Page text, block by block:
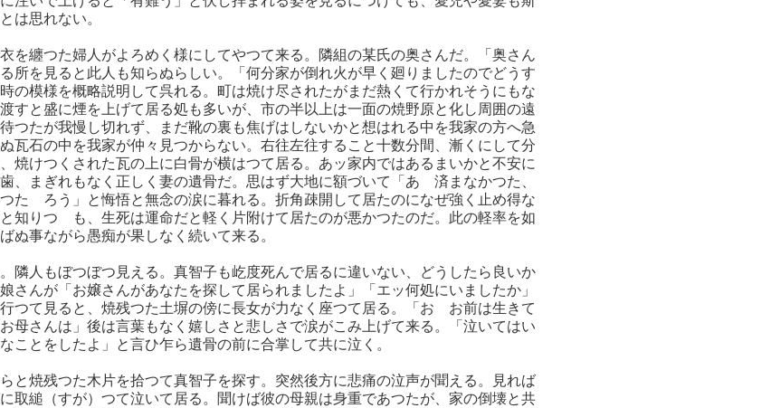
は思れない。
を纏つた婦人がよろめく様にしてやつて来る。隣組の某氏の奥さんだ。「奥さん
所を見ると此人も知らぬらしい。「何分家が倒れ火が早く廻りましたのでどうす
の模様を概略説明して呉れる。町は焼け尽されたがまだ熱くて行かれそうにもな
すと盛に煙を上げて居る処も多いが、市の半以上は一面の焼野原と化し周囲の遠
つたが我慢し切れず、まだ靴の裏も焦げはしないかと想はれる中を我家の方へ急
瓦石の中を我家が仲々見つからない。右往左往すること十数分間、漸くにして分
焼けつくされた瓦の上に白骨が横はつて居る。あッ家内ではあるまいかと不安に
、まぎれもなく正しく妻の遺骨だ。思はず大地に額づいて「あゝ済まなかつた、
たゞろう」と悔悟と無念の涙に暮れる。折角疎開して居たのになぜ強く止め得な
知りつゝも、生死は運命だと軽く片附けて居たのが悪かつたのだ。此の軽率を如
ぬ事ながら愚痴が果しなく続いて来る。
隣人もぼつぼつ見える。真智子も屹度死んで居るに違いない、どうしたら良いか
さんが「お嬢さんがあなたを探して居られましたよ」「エッ何処にいましたか」
つて見ると、焼残つた土塀の傍に長女が力なく座つて居る。「おゝお前は生きて
母さんは」後は言葉もなく嬉しさと悲しさで涙がこみ上げて来る。「泣いてはい
ことをしたよ」と言ひ乍ら遺骨の前に合掌して共に泣く。
と焼残つた木片を拾つて真智子を探す。突然後方に悲痛の泣声が聞える。見れば
取縋（すが）つて泣いて居る。聞けば彼の母親は身重であつたが、家の倒壊と共